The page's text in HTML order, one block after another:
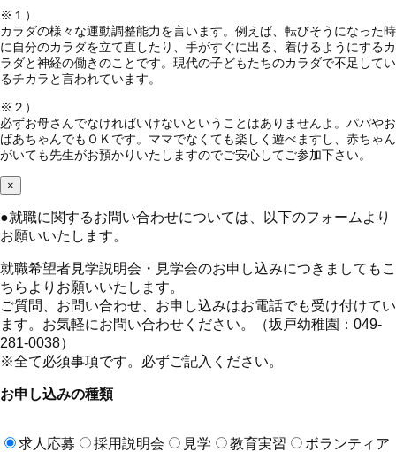
※１）
カラダの様々な運動調整能力を言います。例えば、転びそうになった時
に自分のカラダを立て直したり、手がすぐに出る、着けるようにするカ
ラダと神経の働きのことです。現代の子どもたちのカラダで不足してい
るチカラと言われています。
※２）
必ずお母さんでなければいけないということはありませんよ。パパやお
ばあちゃんでもＯＫです。ママでなくても楽しく遊べますし、赤ちゃん
がいても先生がお預かりいたしますのでご安心してご参加下さい。
×
●就職に関するお問い合わせについては、以下のフォームより
お願いいたします。
就職希望者見学説明会・見学会のお申し込みにつきましてもこ
ちらよりお願いいたします。
ご質問、お問い合わせ、お申し込みはお電話でも受け付けてい
ます。お気軽にお問い合わせください。（坂戸幼稚園：049-
281-0038）
※全て必須事項です。必ずご記入ください。
お申し込みの種類
求人応募 採用説明会 見学 教育実習
ボランティア